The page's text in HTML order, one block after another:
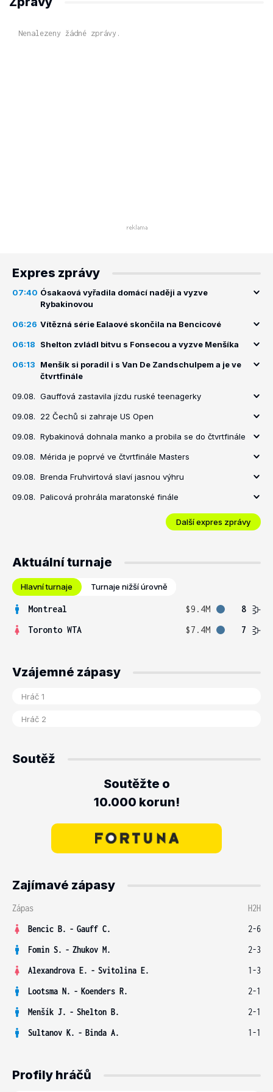
Nenalezeny žádné zprávy.
Expres zprávy
07:40 Ósakaová vyřadila domácí naději a vyzve
Rybakinovou
06:26 Vítězná série Ealaové skončila na Bencicové
06:18 Shelton zvládl bitvu s Fonsecou a vyzve Menšíka
06:13
Menšík si poradil i s Van De Zandschulpem a je ve
čtvrtfinále
09.08. Gauffová zastavila jízdu ruské teenagerky
09.08. 22 Čechů si zahraje US Open
09.08. Rybakinová dohnala manko a probila se do čtvrtfinále
09.08. Mérida je poprvé ve čtvrtfinále Masters
09.08. Brenda Fruhvirtová slaví jasnou výhru
09.08. Palicová prohrála maratonské finále
Další expres zprávy
Aktuální turnaje
Hlavní turnaje Turnaje nižší úrovně
Montreal $9.4M
8
Toronto WTA
$7.4M 7
Vzájemné zápasy
Soutěž
Soutěžte o
10.000 korun!
Zajímavé zápasy
Zápas
H2H
Bencic B. - Gauff C.
2-6
Fomin S. - Zhukov M.
2-3
Alexandrova E. - Svitolina E.
1-3
Lootsma N. - Koenders R.
2-1
Menšík J. - Shelton B.
2-1
Sultanov K. - Binda A. 1-1
Profily hráčů